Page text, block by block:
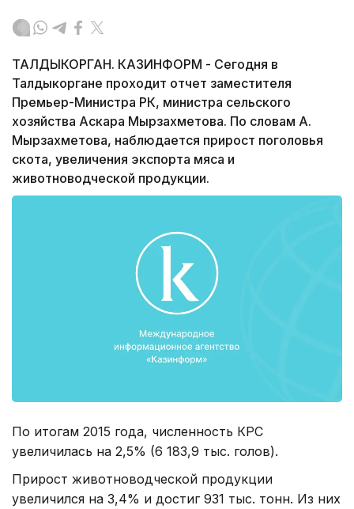
ТАЛДЫКОРГАН. КАЗИНФОРМ - Сегодня в
Талдыкоргане проходит отчет заместителя
Премьер-Министра РК, министра сельского
хозяйства Аскара Мырзахметова. По словам А.
Мырзахметова, наблюдается прирост поголовья
скота, увеличения экспорта мяса и
животноводческой продукции.
По итогам 2015 года, численность КРС
увеличилась на 2,5% (6 183,9 тыс. голов).
Прирост животноводческой продукции
увеличился на 3,4% и достиг 931 тыс. тонн. Из них